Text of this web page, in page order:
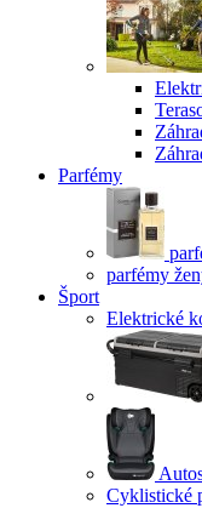
Parfémy
parfémy
Šport
Elektrické
Cyklistické